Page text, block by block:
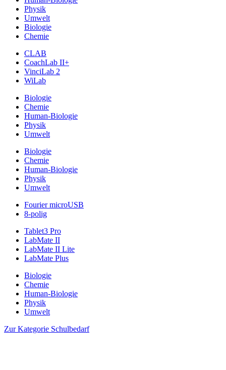
Physik
Umwelt
Biologie
Chemie
CLAB
CoachLab II+
VinciLab 2
WiLab
Biologie
Chemie
Human-Biologie
Physik
Umwelt
Biologie
Chemie
Human-Biologie
Physik
Umwelt
Fourier microUSB
8-polig
Tablet3 Pro
LabMate II
LabMate II Lite
LabMate Plus
Biologie
Chemie
Human-Biologie
Physik
Umwelt
Zur Kategorie Schulbedarf